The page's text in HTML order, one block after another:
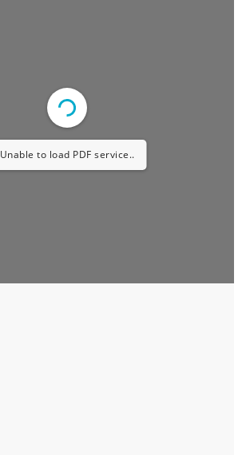
Unable to load PDF service..